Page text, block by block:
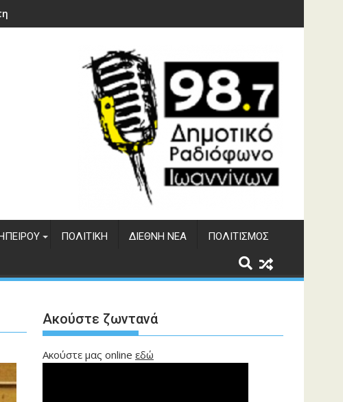
ίδρυση του ΔΣΕ
ΠΟΛΙΤΙΚΉ ΔΙΕΘΝΉ ΝΈΑ ΠΟΛΙΤΙΣΜΌΣ
Ακούστε ζωντανά
Ακούστε μας online εδώ